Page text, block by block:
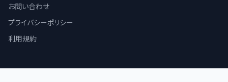
お問い合わせ
プライバシーポリシー
利用規約